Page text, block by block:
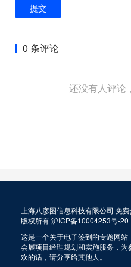
提交
0 条评论
还没有人评论
上海八彦图信息科技有限公司 免
版权所有沪ICP备10004253号-20
这是一个关于电子签到的专题网
会展项目经理规划和实施服务，
欢的话，请分享给其他人。